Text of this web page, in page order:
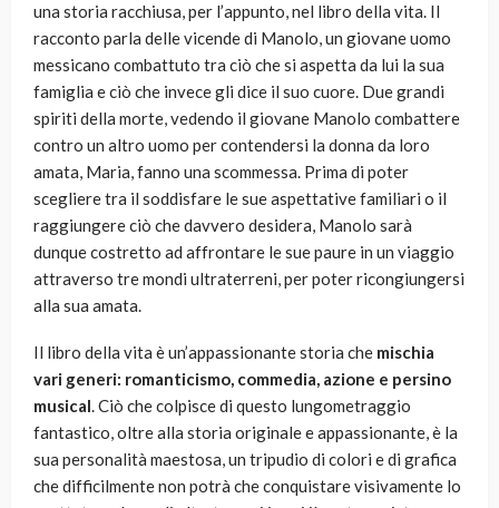
una storia racchiusa, per l’appunto, nel libro della vita. Il
racconto parla delle vicende di Manolo, un giovane uomo
messicano combattuto tra ciò che si aspetta da lui la sua
famiglia e ciò che invece gli dice il suo cuore. Due grandi
spiriti della morte, vedendo il giovane Manolo combattere
contro un altro uomo per contendersi la donna da loro
amata, Maria, fanno una scommessa. Prima di poter
scegliere tra il soddisfare le sue aspettative familiari o il
raggiungere ciò che davvero desidera, Manolo sarà
dunque costretto ad affrontare le sue paure in un viaggio
attraverso tre mondi ultraterreni, per poter ricongiungersi
alla sua amata.
Il libro della vita è un’appassionante storia che mischia
vari generi: romanticismo, commedia, azione e persino
musical. Ciò che colpisce di questo lungometraggio
fantastico, oltre alla storia originale e appassionante, è la
sua personalità maestosa, un tripudio di colori e di grafica
che difficilmente non potrà che conquistare visivamente lo